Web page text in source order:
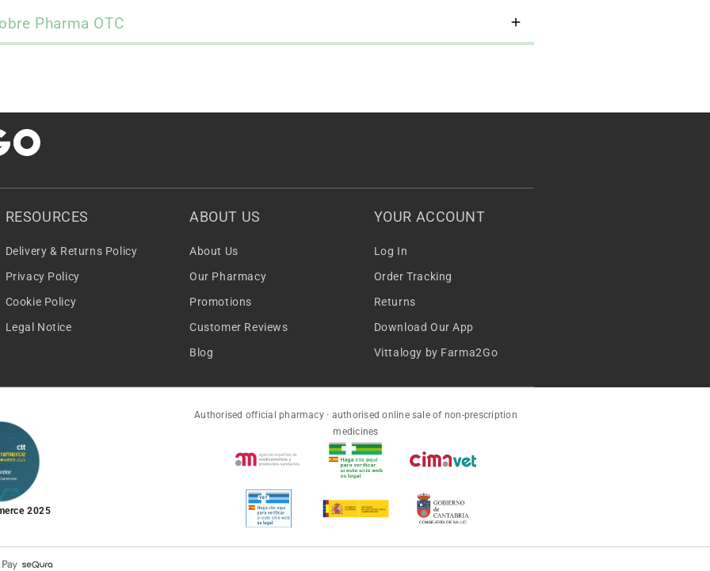
Pharma OTC
RESOURCES
Delivery & Returns Policy
Privacy Policy
Cookie Policy
Legal Notice
ABOUT US
About Us
Our Pharmacy
Promotions
Customer Reviews
Blog
YOUR ACCOUNT
Log In
Order Tracking
Returns
Download Our App
Vittalogy by Farma2Go
2025
Authorised official pharmacy · authorised online sale of non-prescription
medicines